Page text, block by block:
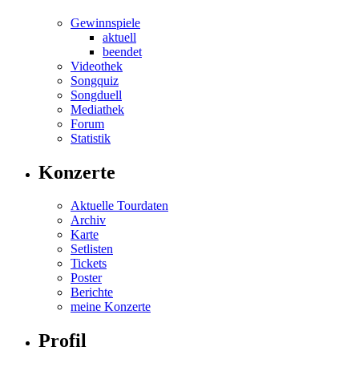
Gewinnspiele
aktuell
beendet
Videothek
Songquiz
Songduell
Mediathek
Forum
Statistik
Konzerte
Aktuelle Tourdaten
Archiv
Karte
Setlisten
Tickets
Poster
Berichte
meine Konzerte
Profil